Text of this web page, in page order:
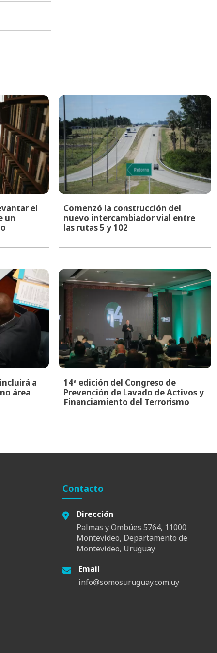
el
un
Comenzó la construcción del
nuevo intercambiador vial entre
las rutas 5 y 102
a
área
14ª edición del Congreso de
Prevención de Lavado de Activos y
Financiamiento del Terrorismo
Contacto
Dirección
Palmas y Ombúes 5764, 11000
Montevideo, Departamento de
Montevideo, Uruguay
Email
info@somosuruguay.com.uy